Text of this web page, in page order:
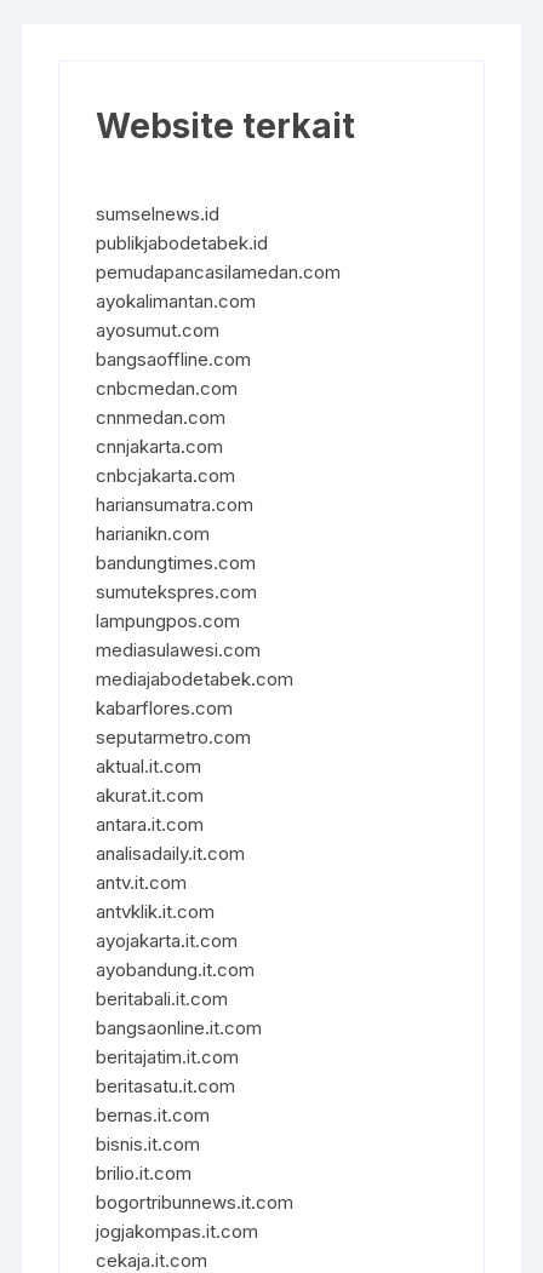
Website terkait
sumselnews.id
publikjabodetabek.id
pemudapancasilamedan.com
ayokalimantan.com
ayosumut.com
bangsaoffline.com
cnbcmedan.com
cnnmedan.com
cnnjakarta.com
cnbcjakarta.com
hariansumatra.com
harianikn.com
bandungtimes.com
sumutekspres.com
lampungpos.com
mediasulawesi.com
mediajabodetabek.com
kabarflores.com
seputarmetro.com
aktual.it.com
akurat.it.com
antara.it.com
analisadaily.it.com
antv.it.com
antvklik.it.com
ayojakarta.it.com
ayobandung.it.com
beritabali.it.com
bangsaonline.it.com
beritajatim.it.com
beritasatu.it.com
bernas.it.com
bisnis.it.com
brilio.it.com
bogortribunnews.it.com
jogjakompas.it.com
cekaja.it.com